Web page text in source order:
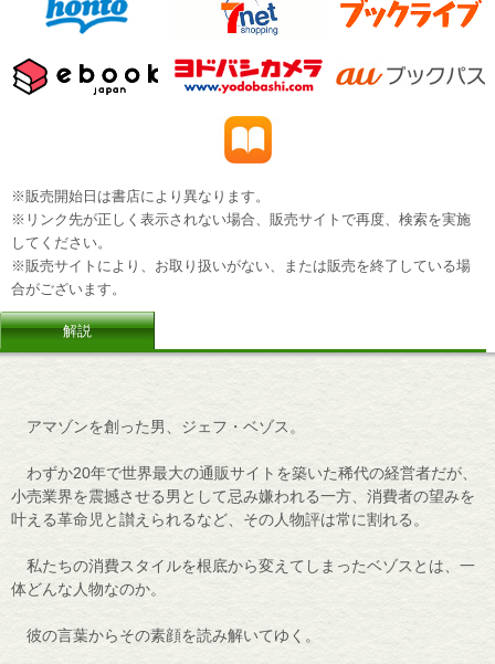
※販売開始日は書店により異なります。
※リンク先が正しく表示されない場合、販売サイトで再度、検索を実施
してください。
※販売サイトにより、お取り扱いがない、または販売を終了している場
合がございます。
解説
アマゾンを創った男、ジェフ・ベゾス。
わずか20年で世界最大の通販サイトを築いた稀代の経営者だが、
小売業界を震撼させる男として忌み嫌われる一方、消費者の望みを
叶える革命児と讃えられるなど、その人物評は常に割れる。
私たちの消費スタイルを根底から変えてしまったベゾスとは、一
体どんな人物なのか。
彼の言葉からその素顔を読み解いてゆく。